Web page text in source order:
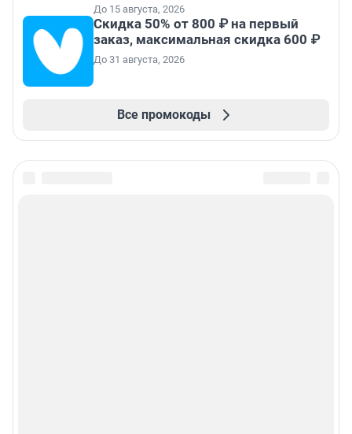
До 15 августа, 2026
Скидка 50% от 800 ₽ на первый
заказ, максимальная скидка 600 ₽
До 31 августа, 2026
Все промокоды